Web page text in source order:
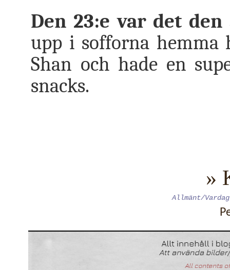
Den 23:e var det
upp i sofforna hemma
Shan och hade en
snacks.
»
Allmänt/Vardag